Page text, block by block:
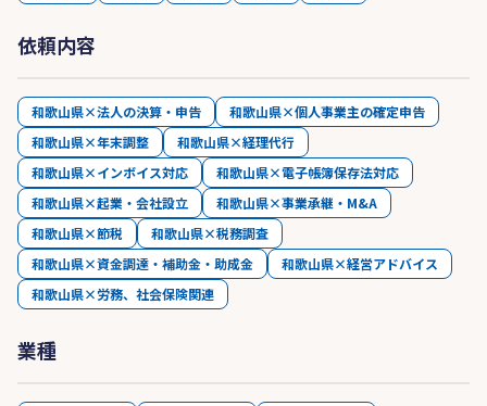
依頼内容
和歌山県×法人の決算・申告
和歌山県×個人事業主の確定申告
和歌山県×年末調整
和歌山県×経理代行
和歌山県×インボイス対応
和歌山県×電子帳簿保存法対応
和歌山県×起業・会社設立
和歌山県×事業承継・M&A
和歌山県×節税
和歌山県×税務調査
和歌山県×資金調達・補助金・助成金
和歌山県×経営アドバイス
和歌山県×労務、社会保険関連
業種